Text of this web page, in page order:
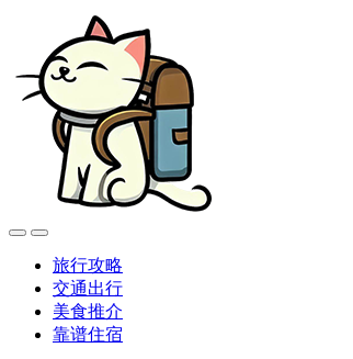
旅行攻略
交通出行
美食推介
靠谱住宿